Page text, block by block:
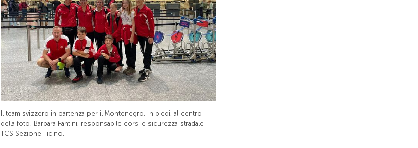
Il team svizzero in partenza per il Montenegro. In piedi, al centro
della foto, Barbara Fantini, responsabile corsi e sicurezza stradale
TCS Sezione Ticino.